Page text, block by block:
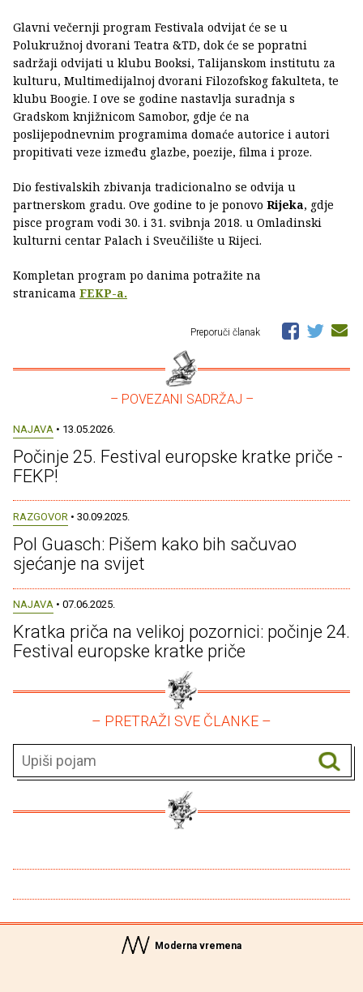
Glavni večernji program Festivala odvijat će se u
Polukružnoj dvorani Teatra &TD, dok će se popratni
sadržaji odvijati u klubu Booksi, Talijanskom institutu za
kulturu, Multimedijalnoj dvorani Filozofskog fakulteta, te
klubu Boogie. I ove se godine nastavlja suradnja s
Gradskom knjižnicom Samobor, gdje će na
poslijepodnevnim programima domaće autorice i autori
propitivati veze između glazbe, poezije, filma i proze.
Dio festivalskih zbivanja tradicionalno se odvija u
partnerskom gradu. Ove godine to je ponovo Rijeka, gdje
pisce program vodi 30. i 31. svibnja 2018. u Omladinski
kulturni centar Palach i Sveučilište u Rijeci.
Kompletan program po danima potražite na
stranicama FEKP-a.
Preporuči članak
– POVEZANI SADRŽAJ –
NAJAVA • 13.05.2026.
Počinje 25. Festival europske kratke priče -
FEKP!
RAZGOVOR • 30.09.2025.
Pol Guasch: Pišem kako bih sačuvao
sjećanje na svijet
NAJAVA • 07.06.2025.
Kratka priča na velikoj pozornici: počinje 24.
Festival europske kratke priče
– PRETRAŽI SVE ČLANKE –
Moderna vremena